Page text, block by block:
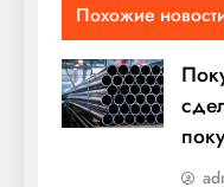
Похожие